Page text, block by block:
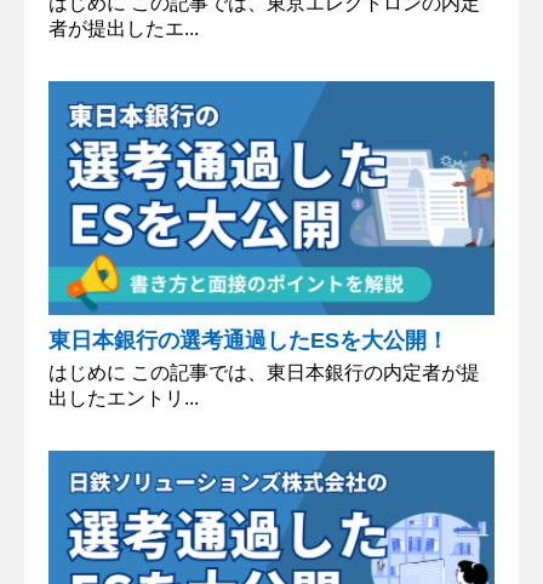
者が提出したエ...
東日本銀行の選考通過したESを大公開！
はじめに この記事では、東日本銀行の内定者が提
出したエントリ...